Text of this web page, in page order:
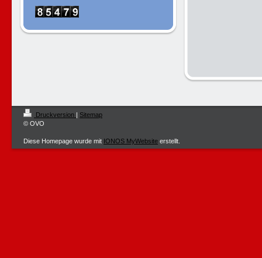
Druckversion | Sitemap
© OVO
Diese Homepage wurde mit IONOS MyWebsite erstellt.